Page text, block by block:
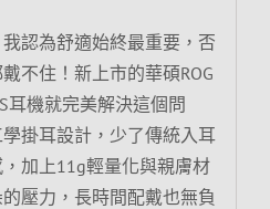
認為舒適始終最重要，否
不住！新上市的華碩ROG
耳機就完美解決這個問
掛耳設計，少了傳統入耳
加上11g輕量化與親膚材
壓力，長時間配戴也無負